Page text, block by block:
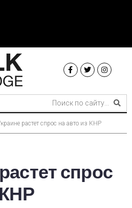
растет спрос на авто из КНР
спрос